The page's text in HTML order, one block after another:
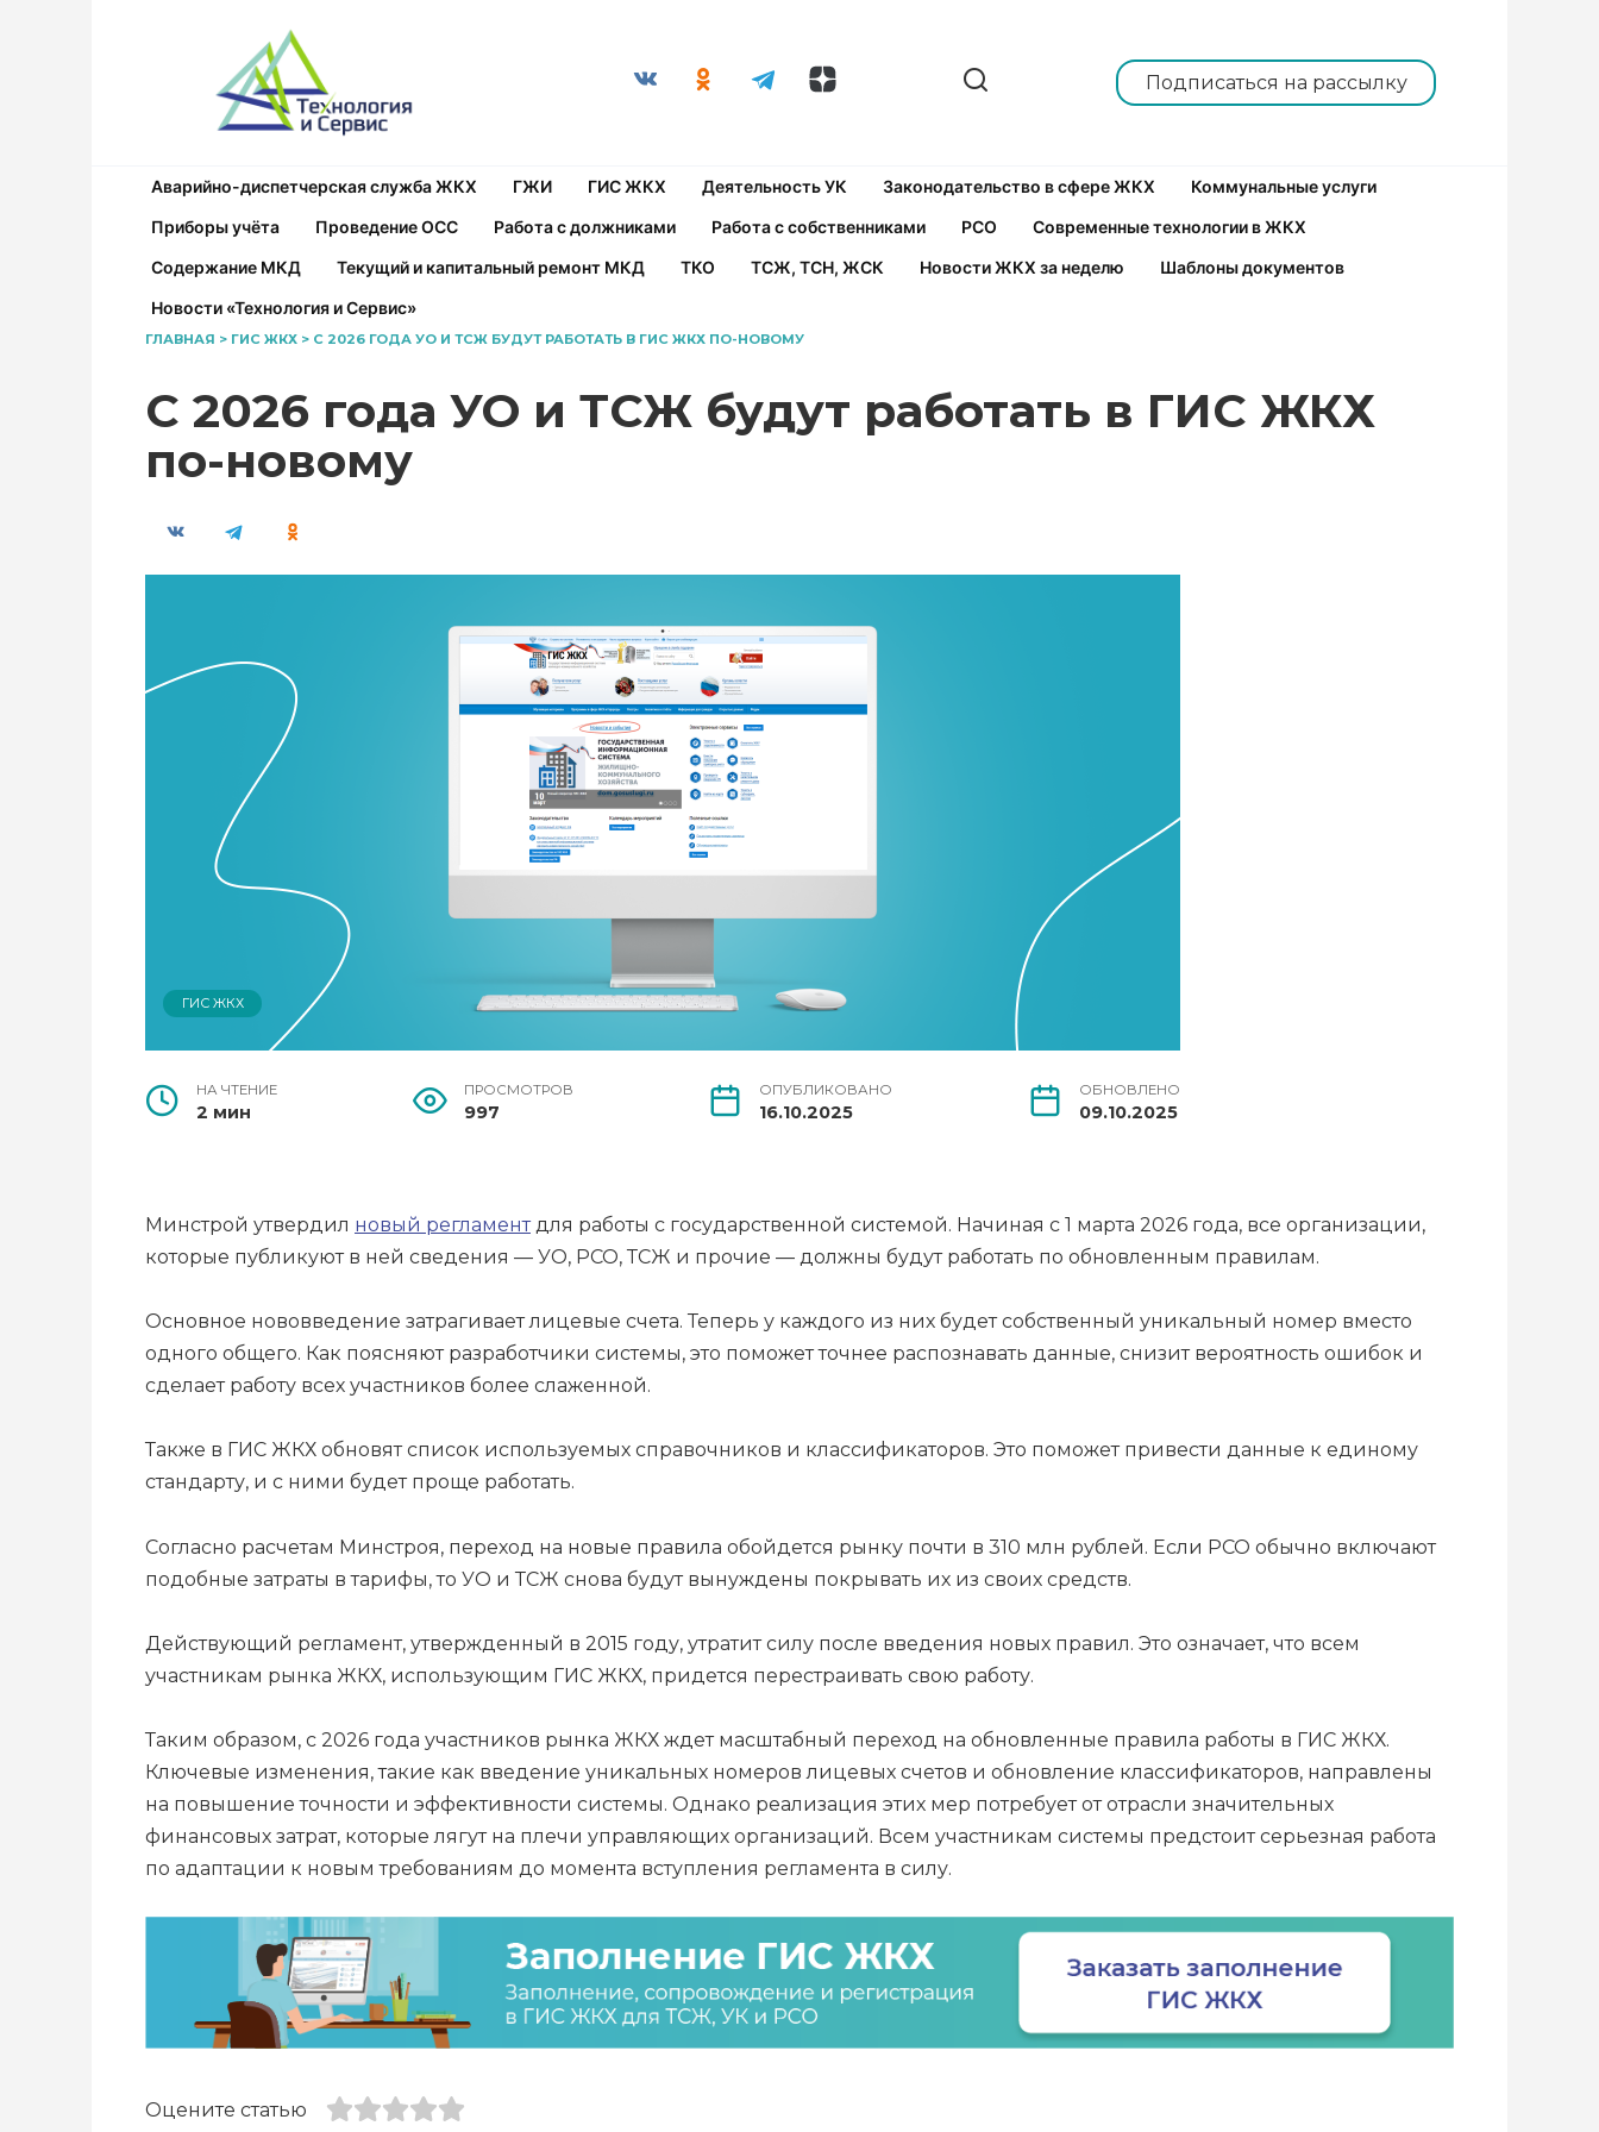
Подписаться на рассылку
Аварийно-диспетчерская служба ЖКХ ГЖИ ГИС ЖКХ Деятельность УК Законодательство в сфере ЖКХ
Коммунальные услуги
Приборы учёта
Проведение ОСС Работа с должниками Работа с собственниками РСО
Современные технологии в ЖКХ
Содержание МКД
Текущий и капитальный ремонт МКД ТКО ТСЖ, ТСН, ЖСК Новости ЖКХ за неделю
Шаблоны документов
Новости «Технология и Сервис»
ГЛАВНАЯ > ГИС ЖКХ > С 2026 ГОДА УО И ТСЖ БУДУТ РАБОТАТЬ В ГИС ЖКХ ПО-НОВОМУ
С 2026 года УО и ТСЖ будут работать в ГИС ЖКХ
по-новому
ГИС ЖКХ
НА ЧТЕНИЕ
2 мин
ПРОСМОТРОВ
997
ОПУБЛИКОВАНО
16.10.2025
ОБНОВЛЕНО
09.10.2025
Минстрой утвердил новый регламентдля работы с государственной системой. Начиная с 1 марта 2026 года, все организации,
которые публикуют в ней сведения — УО, РСО, ТСЖ и прочие — должны будут работать по обновленным правилам.
Основное нововведение затрагивает лицевые счета. Теперь у каждого из них будет собственный уникальный номер вместо
одного общего. Как поясняют разработчики системы, это поможет точнее распознавать данные, снизит вероятность ошибок и
сделает работу всех участников более слаженной.
Также в ГИС ЖКХ обновят список используемых справочников и классификаторов. Это поможет привести данные к единому
стандарту, и с ними будет проще работать.
Согласно расчетам Минстроя, переход на новые правила обойдется рынку почти в 310 млн рублей. Если РСО обычно включают
подобные затраты в тарифы, то УО и ТСЖ снова будут вынуждены покрывать их из своих средств.
Действующий регламент, утвержденный в 2015 году, утратит силу после введения новых правил. Это означает, что всем
участникам рынка ЖКХ, использующим ГИС ЖКХ, придется перестраивать свою работу.
Таким образом, с 2026 года участников рынка ЖКХ ждет масштабный переход на обновленные правила работы в ГИС ЖКХ.
Ключевые изменения, такие как введение уникальных номеров лицевых счетов и обновление классификаторов, направлены
на повышение точности и эффективности системы. Однако реализация этих мер потребует от отрасли значительных
финансовых затрат, которые лягут на плечи управляющих организаций. Всем участникам системы предстоит серьезная работа
по адаптации к новым требованиям до момента вступления регламента в силу.
Оцените статью